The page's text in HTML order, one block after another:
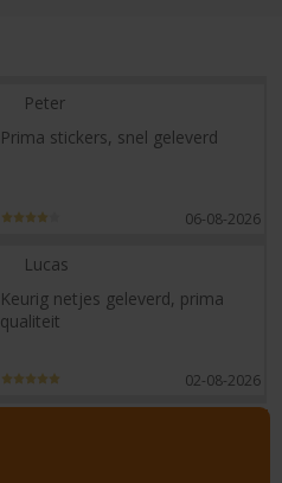
Peter
Prima stickers, snel geleverd
06-08-2026
Lucas
Keurig netjes geleverd, prima
qualiteit
02-08-2026